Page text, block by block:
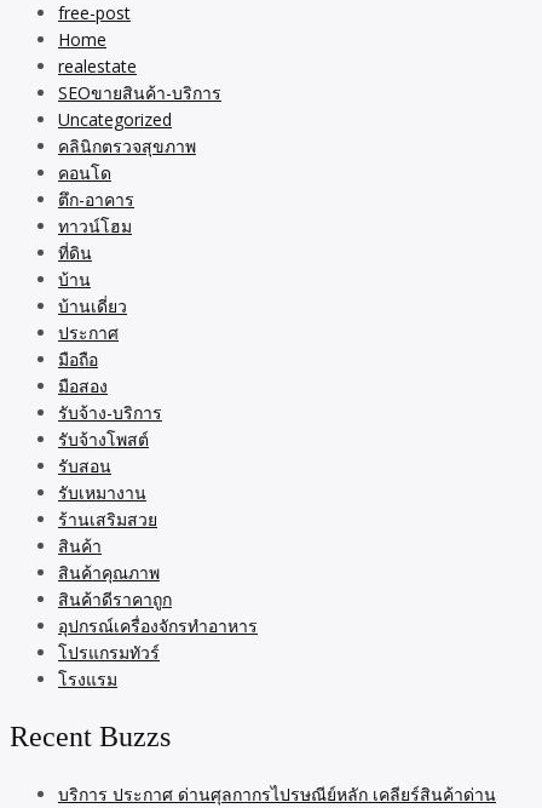
free-post
Home
realestate
SEOขายสินค้า-บริการ
Uncategorized
คลินิกตรวจสุขภาพ
คอนโด
ตึก-อาคาร
ทาวน์โฮม
ที่ดิน
บ้าน
บ้านเดี่ยว
ประกาศ
มือถือ
มือสอง
รับจ้าง-บริการ
รับจ้างโพสต์
รับสอน
รับเหมางาน
ร้านเสริมสวย
สินค้า
สินค้าคุณภาพ
สินค้าดีราคาถูก
อุปกรณ์เครื่องจักรทำอาหาร
โปรแกรมทัวร์
โรงแรม
Recent Buzzs
บริการ ประกาศ ด่านศุลกากรไปรษณีย์หลัก เคลียร์สินค้าด่าน